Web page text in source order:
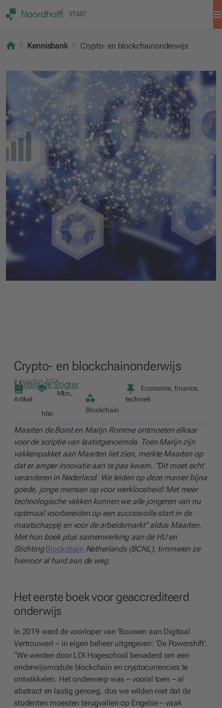
START
Kennisbank Crypto- en blockchainonderwijs
Crypto- en blockchainonderwijs
8 augustus 2023
Mirjam de Stigter
Artikel
Mbo,
hbo Blockchain
Economie, finance,
techniek
Maarten de Borst en Marijn Romme ontmoeten elkaar
voor de scriptie van laatstgenoemde. Toen Marijn zijn
vakkenpakket aan Maarten liet zien, merkte Maarten op
dat er amper innovatie aan te pas kwam. “Dit moet echt
veranderen in Nederland. We leiden op deze manier bijna
goede, jonge mensen op voor werkloosheid! Met meer
technologische vakken kunnen we alle jongeren van nu
optimaal voorbereiden op een succesvolle start in de
maatschappij en voor de arbeidsmarkt” aldus Maarten.
Met hun boek plus samenwerking aan de HU en
StichtingBlockchain Netherlands (BCNL), timmeren ze
hiervoor al hard aan de weg.
Het eerste boek voor geaccrediteerd
onderwijs
In 2019 werd de voorloper van ‘Bouwen aan Digitaal
Vertrouwen’ – in eigen beheer uitgegeven: ‘De Powershift’.
“We werden door LOI Hogeschool benaderd om een
onderwijsmodule blockchain en cryptocurrencies te
ontwikkelen. Het onderwerp was – vooral toen – al
abstract en lastig genoeg, dus we wilden niet dat de
studenten moesten terugvallen op Engelse – vaak